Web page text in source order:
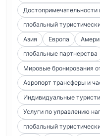
глобальный
Азия
Европа
глобальные партнерства
Мировые бронирования
Аэропорт трансферы и
Индивидуальные
Услуги по управлению
глобальный